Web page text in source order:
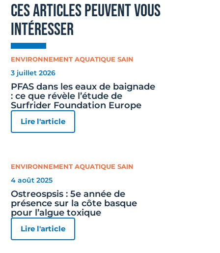
ces articles peuvent vous
intéresser
ENVIRONNEMENT AQUATIQUE SAIN
3 juillet 2026
PFAS dans les eaux de baignade
: ce que révèle l’étude de
Surfrider Foundation Europe
Lire l'article
ENVIRONNEMENT AQUATIQUE SAIN
4 août 2025
Ostreospsis : 5e année de
présence sur la côte basque
pour l’algue toxique
Lire l'article